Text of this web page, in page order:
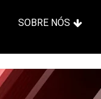
SOBRE NÓS